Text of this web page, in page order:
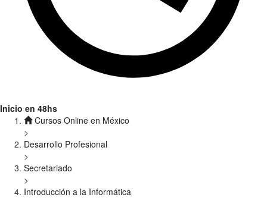
Inicio en 48hs
Cursos Online en México
>
Desarrollo Profesional
>
Secretariado
>
Introducción a la Informática